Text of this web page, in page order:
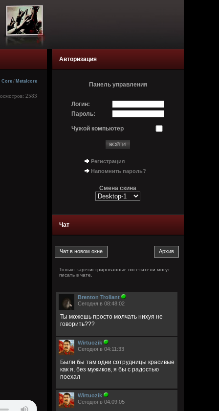
Core / Metalcore
2583
Авторизация
Панель управления
Логин:
Пароль:
Чужой компьютер
Регистрация
Напомнить пароль?
Смена скина
Чат
Только зарегистрированные посетители могут
писать в чате.
Brenton Trollant
Сегодня в 08:48:02
Ты можешь просто молчать нихуя не
говорить???
Wirtuozik
Сегодня в 04:11:33
Были бы там одни сотрудницы красивые
как я, без мужиков, я бы с радостью
поехал
Wirtuozik
Сегодня в 04:09:05